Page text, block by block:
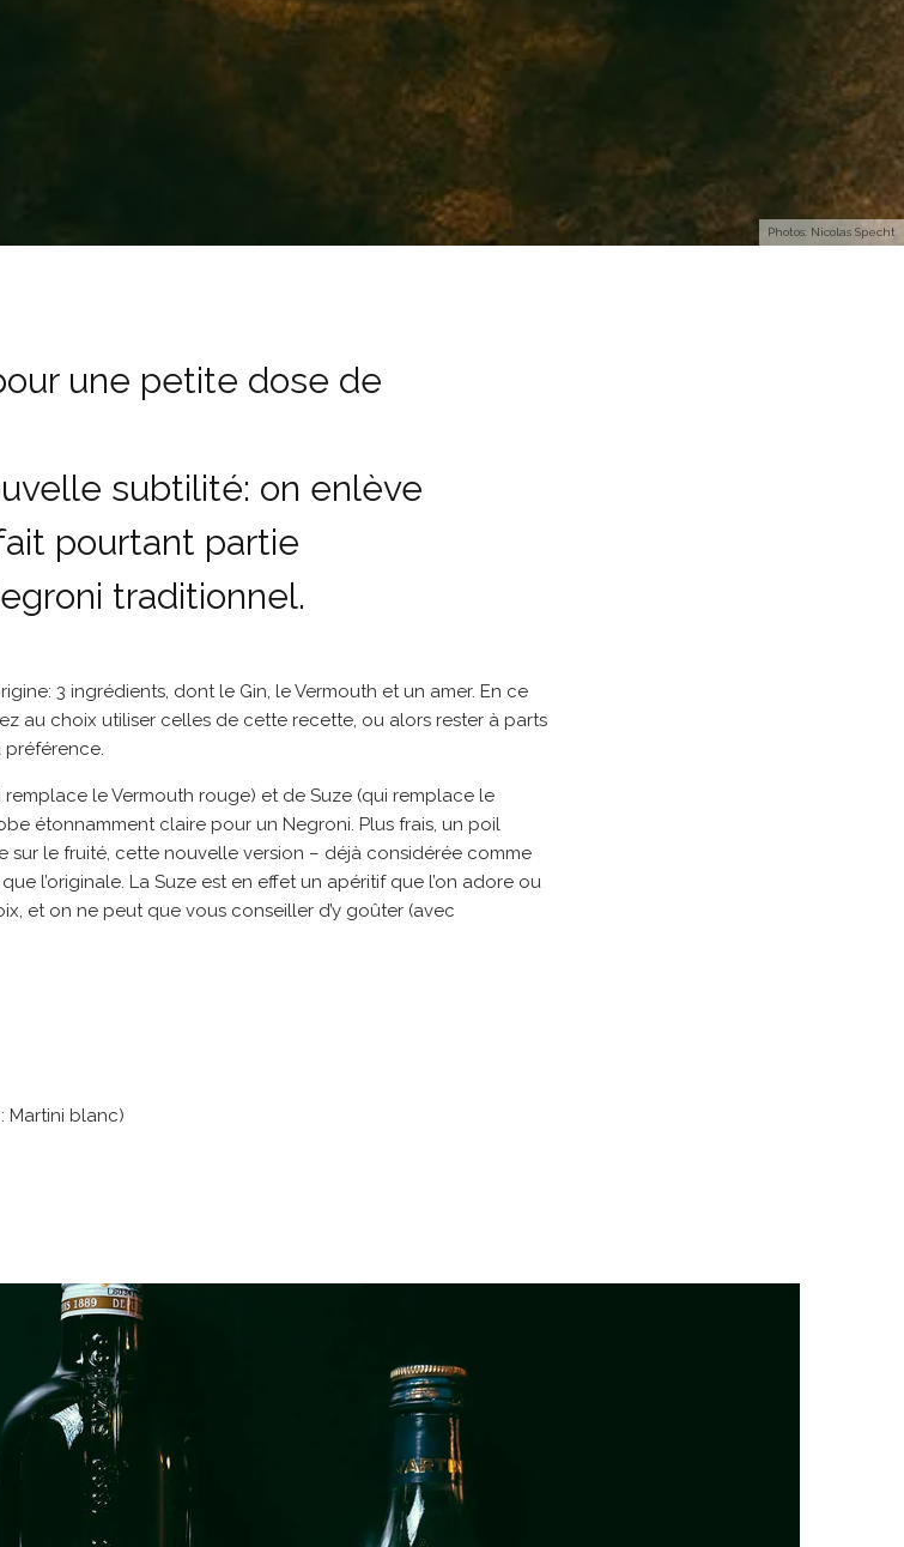
Photos: Nicolas Specht
une petite dose de
subtilité: on enlève
pourtant partie
traditionnel.
3 ingrédients, dont le Gin, le Vermouth et un amer. En ce
au choix utiliser celles de cette recette, ou alors rester à parts
préférence.
le Vermouth rouge) et de Suze (qui remplace le
étonnamment claire pour un Negroni. Plus frais, un poil
sur le fruité, cette nouvelle version – déjà considérée comme
l’originale. La Suze est en effet un apéritif que l’on adore ou
et on ne peut que vous conseiller d’y goûter (avec
Martini blanc)